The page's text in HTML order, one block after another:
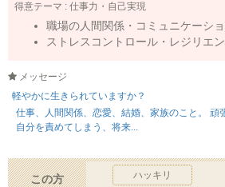
得意テーマ : 仕事力・自己実現
職場の人間関係・コミュニケーシ
ストレスコントロール・レジリエ
メッセージ
軽やかに生きられていますか？
仕事、人間関係、恋愛、結婚、家族のこと。 頑
自分を責めてしまう、将来...
この方
ハッキリ